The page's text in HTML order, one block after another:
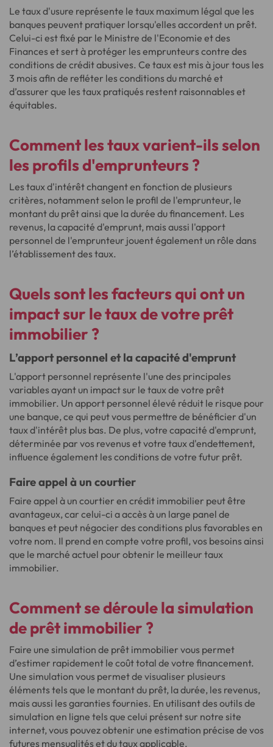
Le taux d'usure représente le taux maximum légal que les
banques peuvent pratiquer lorsqu'elles accordent un prêt.
Celui-ci est fixé par le Ministre de l'Economie et des
Finances et sert à protéger les emprunteurs contre des
conditions de crédit abusives. Ce taux est mis à jour tous les
3 mois afin de refléter les conditions du marché et
d’assurer que les taux pratiqués restent raisonnables et
équitables.
Comment les taux varient-ils selon
les profils d'emprunteurs ?
Les taux d'intérêt changent en fonction de plusieurs
critères, notamment selon le profil de l'emprunteur, le
montant du prêt ainsi que la durée du financement. Les
revenus, la capacité d'emprunt, mais aussi l'apport
personnel de l'emprunteur jouent également un rôle dans
l’établissement des taux.
Quels sont les facteurs qui ont un
impact sur le taux de votre prêt
immobilier ?
L’apport personnel et la capacité d'emprunt
L'apport personnel représente l'une des principales
variables ayant un impact sur le taux de votre prêt
immobilier. Un apport personnel élevé réduit le risque pour
une banque, ce qui peut vous permettre de bénéficier d'un
taux d'intérêt plus bas. De plus, votre capacité d'emprunt,
déterminée par vos revenus et votre taux d'endettement,
influence également les conditions de votre futur prêt.
Faire appel à un courtier
Faire appel à un courtier en crédit immobilier peut être
avantageux, car celui-ci a accès à un large panel de
banques et peut négocier des conditions plus favorables en
votre nom. Il prend en compte votre profil, vos besoins ainsi
que le marché actuel pour obtenir le meilleur taux
immobilier.
Comment se déroule la simulation
de prêt immobilier ?
Faire une simulation de prêt immobilier vous permet
d’estimer rapidement le coût total de votre financement.
Une simulation vous permet de visualiser plusieurs
éléments tels que le montant du prêt, la durée, les revenus,
mais aussi les garanties fournies. En utilisant des outils de
simulation en ligne tels que celui présent sur notre site
internet, vous pouvez obtenir une estimation précise de vos
futures mensualités et du taux applicable.